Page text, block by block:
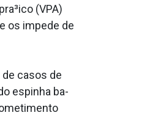
(VPA)
os impede de
casos de
espinha ba­